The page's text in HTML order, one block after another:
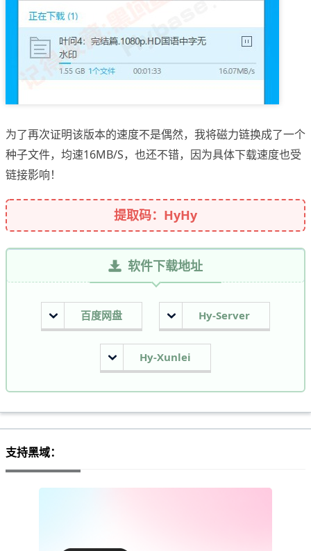
为了再次证明该版本的速度不是偶然，我将磁力链换成了一个
种子文件，均速16MB/S，也还不错，因为具体下载速度也受
链接影响！
提取码：HyHy
软件下载地址
百度网盘 Hy-Server
Hy-Xunlei
支持黑域：